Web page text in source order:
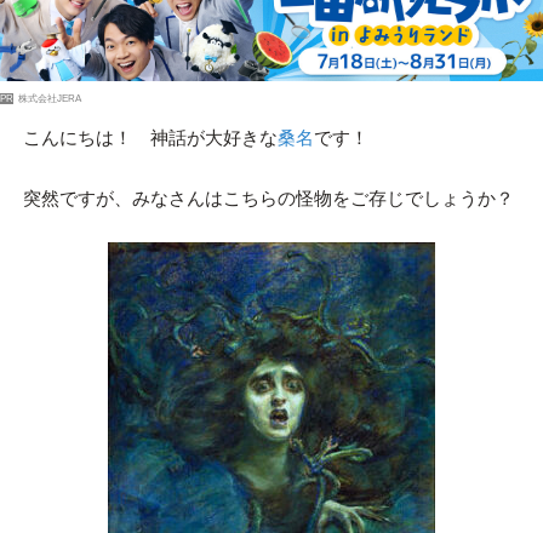
PR 株式会社JERA
こんにちは！ 神話が大好きな桑名です！
突然ですが、みなさんはこちらの怪物をご存じでしょうか？